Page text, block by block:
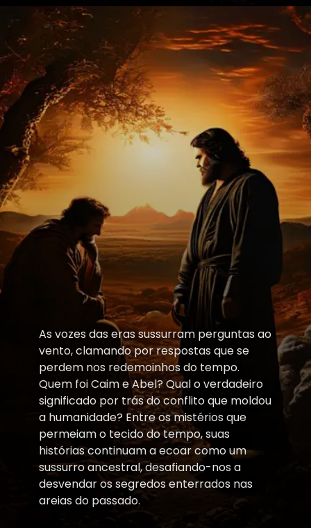
As vozes das eras sussurram perguntas ao
vento, clamando por respostas que se
perdem nos redemoinhos do tempo.
Quem foi Caim e Abel? Qual o verdadeiro
significado por trás do conflito que moldou
a humanidade? Entre os mistérios que
permeiam o tecido do tempo, suas
histórias continuam a ecoar como um
sussurro ancestral, desafiando-nos a
desvendar os segredos enterrados nas
areias do passado.